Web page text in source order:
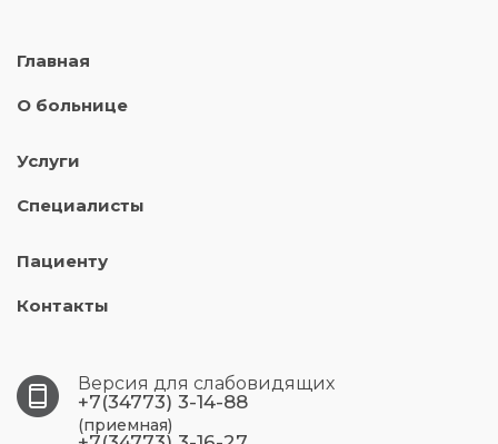
Главная
О больнице
Услуги
Специалисты
Пациенту
Контакты
Версия для слабовидящих
+7(34773) 3-14-88
(приемная)